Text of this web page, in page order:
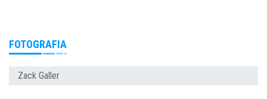
FOTOGRAFIA
Zack Galler